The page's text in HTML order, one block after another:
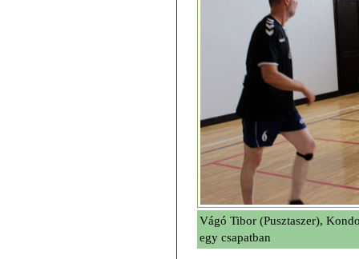
Vágó Tibor (Pusztaszer),
egy csapatban